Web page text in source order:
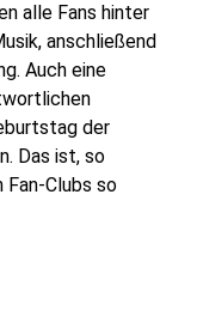
alle Fans hinter
anschließend
Auch eine
der
Das ist, so
Fan-Clubs so